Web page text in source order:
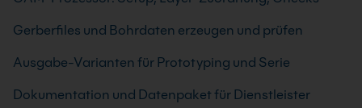
Gerberfiles und Bohrdaten erzeugen und prüfen
Ausgabe-Varianten für Prototyping und Serie
Dokumentation und Datenpaket für Dienstleister